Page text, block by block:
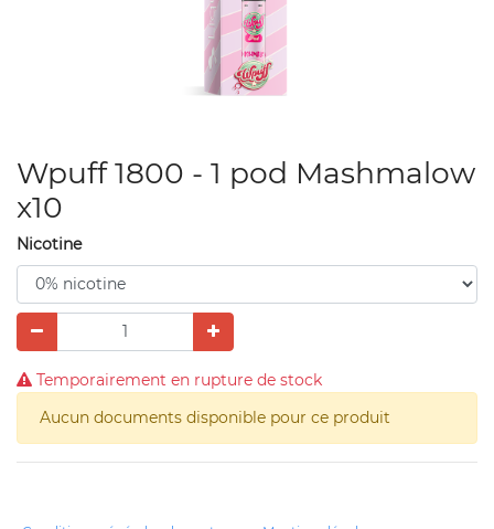
Wpuff 1800 - 1 pod Mashmalow
x10
Nicotine
Temporairement en rupture de stock
Aucun documents disponible pour ce produit